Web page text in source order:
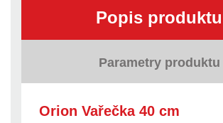
Popis produktu
Parametry produktu
Orion Vařečka 40 cm